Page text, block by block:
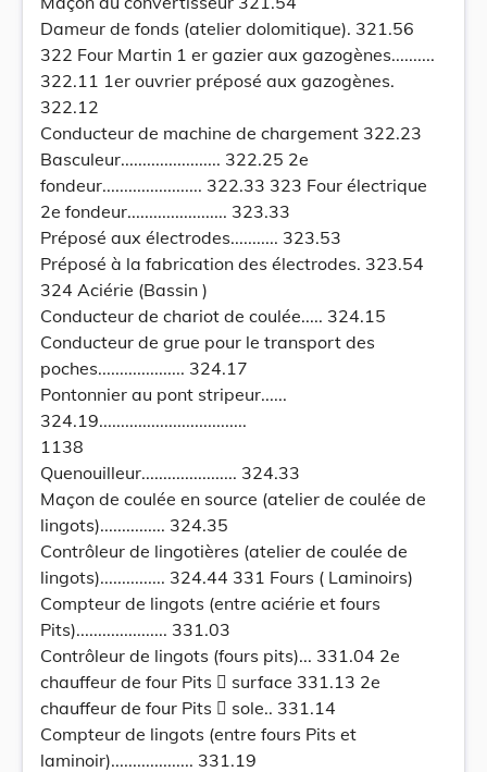
Dameur de fonds (atelier dolomitique). 321.56
322 Four Martin 1 er gazier aux gazogènes..........
322.11 1er ouvrier préposé aux gazogènes.
322.12
Conducteur de machine de chargement 322.23
Basculeur....................... 322.25 2e
fondeur....................... 322.33 323 Four électrique
2e fondeur....................... 323.33
Préposé aux électrodes........... 323.53
Préposé à la fabrication des électrodes. 323.54
324 Aciérie (Bassin )
Conducteur de chariot de coulée..... 324.15
Conducteur de grue pour le transport des
poches.................... 324.17
Pontonnier au pont stripeur......
324.19..................................
1138
Quenouilleur...................... 324.33
Maçon de coulée en source (atelier de coulée de
lingots)............... 324.35
Contrôleur de lingotières (atelier de coulée de
lingots)............... 324.44 331 Fours ( Laminoirs)
Compteur de lingots (entre aciérie et fours
Pits)..................... 331.03
Contrôleur de lingots (fours pits)... 331.04 2e
chauffeur de four Pits  surface 331.13 2e
chauffeur de four Pits  sole.. 331.14
Compteur de lingots (entre fours Pits et
laminoir)................... 331.19